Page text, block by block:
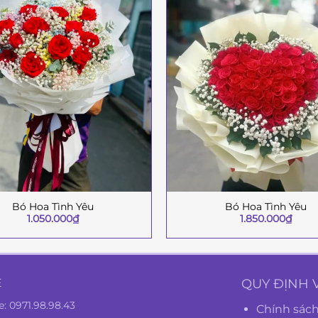
Bó Hoa Tình Yêu
1.050.000₫
Bó Hoa Tình Yêu
1.850.000₫
0971.98.98.43
QUY ĐỊNH
Chính